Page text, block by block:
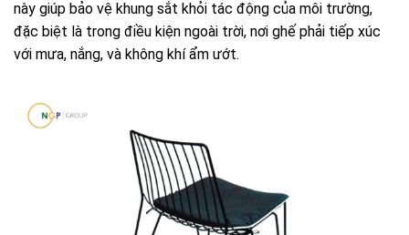
này giúp bảo vệ khung sắt khỏi tác động của môi trường,
đặc biệt là trong điều kiện ngoài trời, nơi ghế phải tiếp xúc
với mưa, nắng, và không khí ẩm ướt.